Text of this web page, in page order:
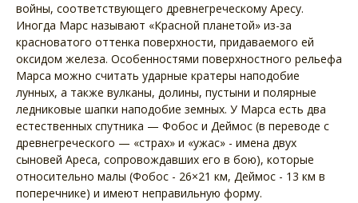
войны, соответствующего древнегреческому Аресу.
Иногда Марс называют «Красной планетой» из-за
красноватого оттенка поверхности, придаваемого ей
оксидом железа. Особенностями поверхностного рельефа
Марса можно считать ударные кратеры наподобие
лунных, а также вулканы, долины, пустыни и полярные
ледниковые шапки наподобие земных. У Марса есть два
естественных спутника — Фобос и Деймос (в переводе с
древнегреческого — «страх» и «ужас» - имена двух
сыновей Ареса, сопровождавших его в бою), которые
относительно малы (Фобос - 26×21 км, Деймос - 13 км в
поперечнике) и имеют неправильную форму.